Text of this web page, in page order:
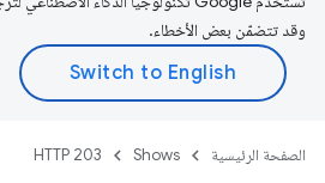
وقد تتضمّن بعض الأخطاء.
الصفحة الرئيسية Shows
HTTP 203